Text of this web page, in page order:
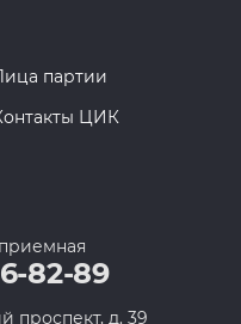
партии
ЦИК
82-89
проспект, д. 39